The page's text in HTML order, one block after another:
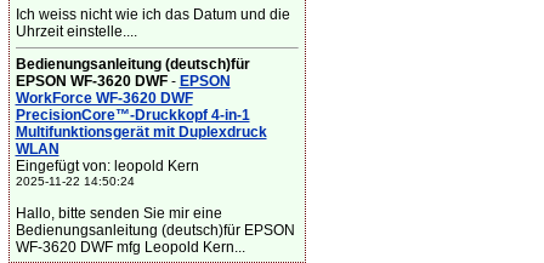
Ich weiss nicht wie ich das Datum und die
Uhrzeit einstelle....
Bedienungsanleitung (deutsch)für
EPSON WF-3620 DWF- EPSON
WorkForce WF-3620 DWF
PrecisionCore™-Druckkopf 4-in-1
Multifunktionsgerät mit Duplexdruck
WLAN
Eingefügt von: leopold Kern
2025-11-22 14:50:24
Hallo, bitte senden Sie mir eine
Bedienungsanleitung (deutsch)für EPSON
WF-3620 DWF mfg Leopold Kern...